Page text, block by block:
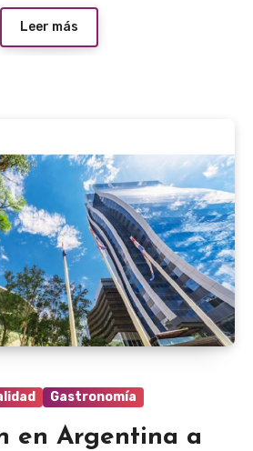
Leer más
Gastronomía
en Argentina a